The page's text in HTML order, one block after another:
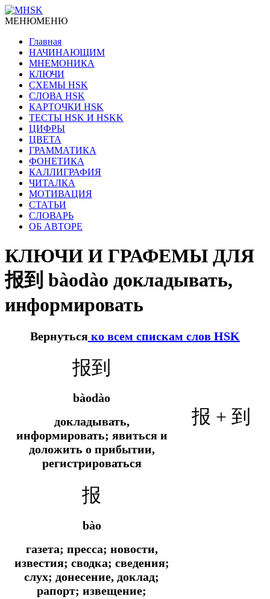
МЕНЮМЕНЮ
Главная
НАЧИНАЮЩИМ
МНЕМОНИКА
КЛЮЧИ
СХЕМЫ HSK
СЛОВА HSK
КАРТОЧКИ HSK
ТЕСТЫ HSK И HSKK
ЦИФРЫ
ЦВЕТА
ГРАММАТИКА
ФОНЕТИКА
КАЛЛИГРАФИЯ
ЧИТАЛКА
МОТИВАЦИЯ
СТАТЬИ
СЛОВАРЬ
ОБ АВТОРЕ
КЛЮЧИ И ГРАФЕМЫ ДЛЯ
报到 bàodào докладывать,
информировать
Вернуться ко всем спискам слов HSK
报到
bàodào
докладывать,
информировать; явиться и
доложить о прибытии,
регистрироваться
报 + 到
报
bào
газета; пресса; новости,
известия; сводка; сведения;
слух; донесение, доклад;
рапорт; извещение;